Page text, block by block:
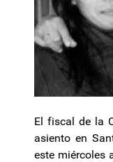
El fiscal de la
asiento en
este miércoles